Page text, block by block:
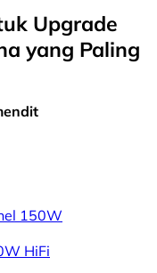
Upgrade
yang Paling
150W
HiFi